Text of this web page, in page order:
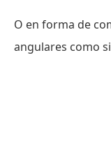
O en forma de
angulares como